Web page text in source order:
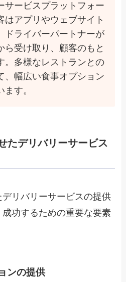
サービスプラットフォー
はアプリやウェブサイト
ドライバーパートナーが
ら受け取り、顧客のもと
。多様なレストランとの
、幅広い食事オプション
す。
たデリバリーサービス
リバリーサービスの提供
功するための重要な要素
ンの提供